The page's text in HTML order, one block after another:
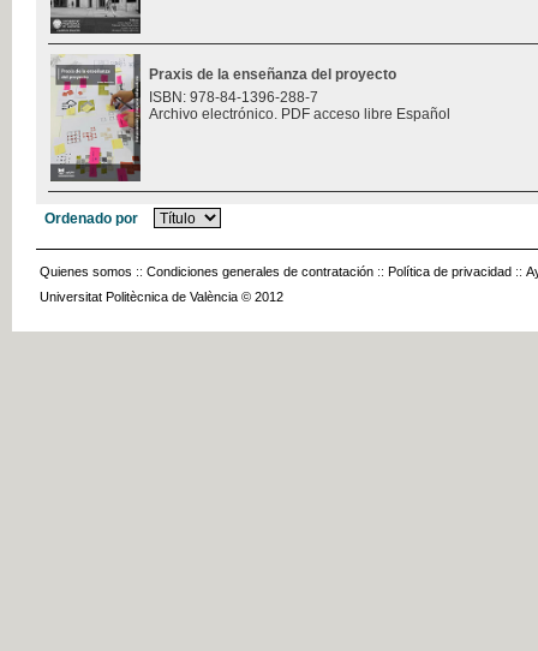
Praxis de la enseñanza del proyecto
ISBN: 978-84-1396-288-7
Archivo electrónico. PDF acceso libre Español
Ordenado por
Quienes somos :: Condiciones generales de contratación :: Política de privacidad ::
Universitat Politècnica de València © 2012